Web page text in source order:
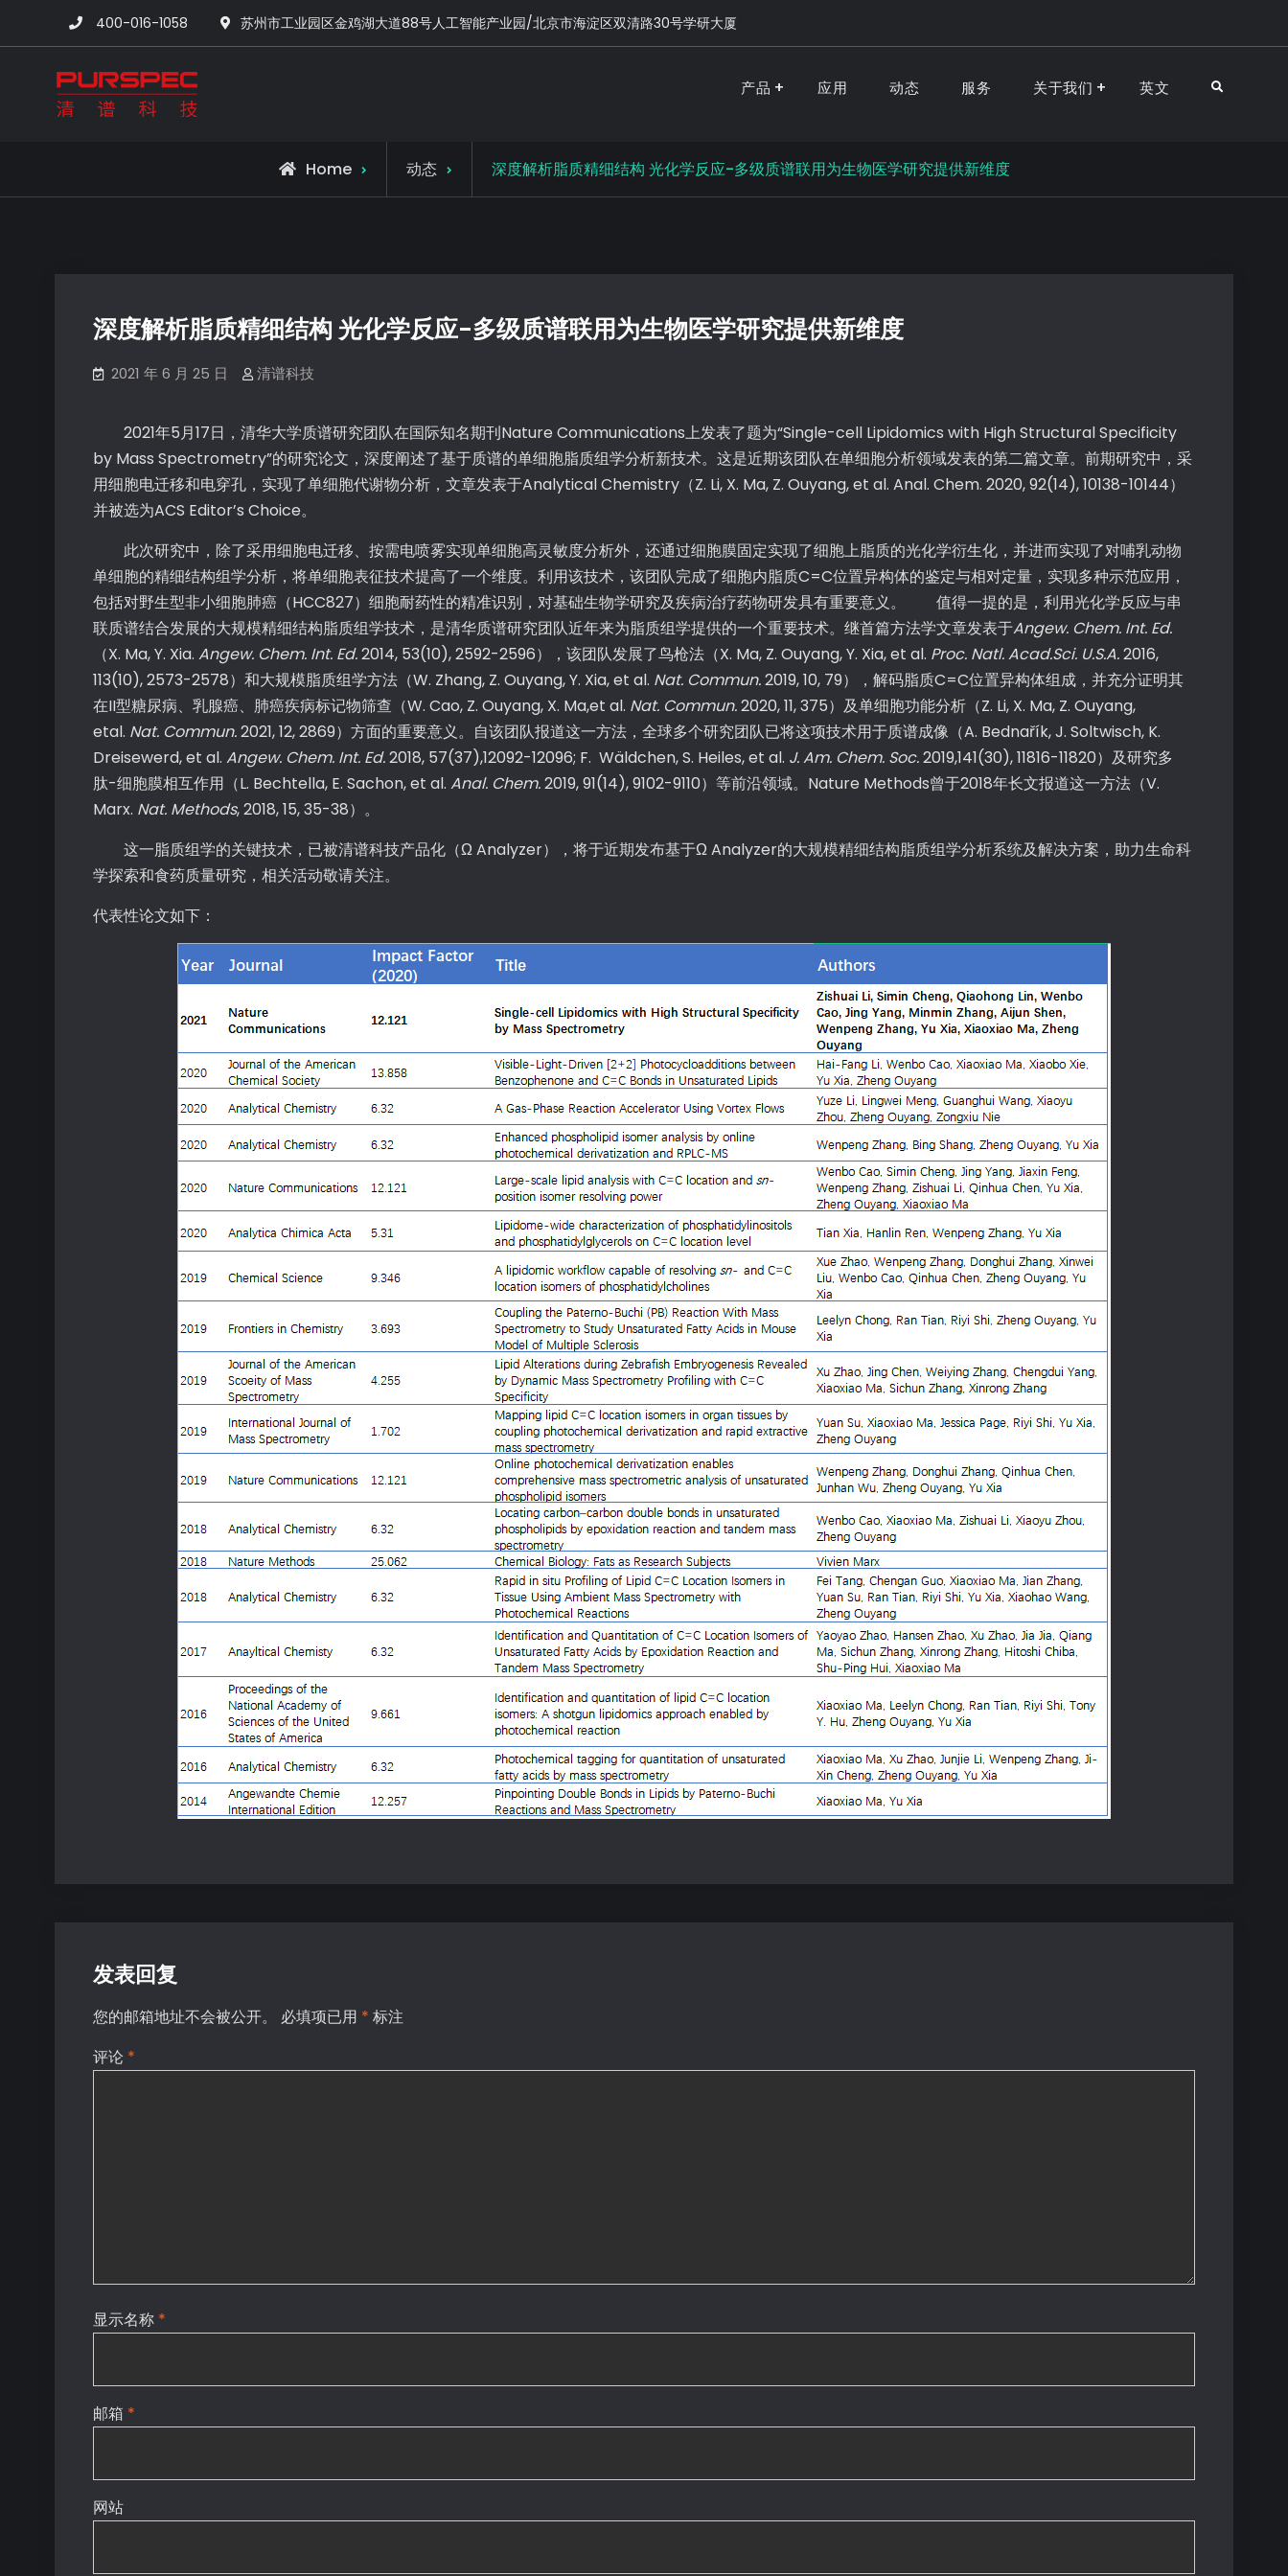
400-016-1058 苏州市工业园区金鸡湖大道88号人工智能产业园/北京市海淀区双清路30号学研大厦
清谱科技中国官网-PURSPEC-让人类生活更美好更健康
产品 应用 动态 服务 关于我们 英文
Home 动态 深度解析脂质精细结构 光化学反应-多级质谱联用为生物医学研究提供新维度
深度解析脂质精细结构 光化学反应-多级质谱联用为生物医学研究提供新维度
2021 年 6 月 25 日 清谱科技
2021年5月17日，清华大学质谱研究团队在国际知名期刊Nature Communications上发表了题为“Single-cell Lipidomics with High Structural Specificity
by Mass Spectrometry”的研究论文，深度阐述了基于质谱的单细胞脂质组学分析新技术。这是近期该团队在单细胞分析领域发表的第二篇文章。前期研究中，采
用细胞电迁移和电穿孔，实现了单细胞代谢物分析，文章发表于Analytical Chemistry（Z. Li, X. Ma, Z. Ouyang, et al. Anal. Chem. 2020, 92(14), 10138-10144）
并被选为ACS Editor’s Choice。
此次研究中，除了采用细胞电迁移、按需电喷雾实现单细胞高灵敏度分析外，还通过细胞膜固定实现了细胞上脂质的光化学衍生化，并进而实现了对哺乳动物
单细胞的精细结构组学分析，将单细胞表征技术提高了一个维度。利用该技术，该团队完成了细胞内脂质C=C位置异构体的鉴定与相对定量，实现多种示范应用，
包括对野生型非小细胞肺癌（HCC827）细胞耐药性的精准识别，对基础生物学研究及疾病治疗药物研发具有重要意义。 值得一提的是，利用光化学反应与串
联质谱结合发展的大规模精细结构脂质组学技术，是清华质谱研究团队近年来为脂质组学提供的一个重要技术。继首篇方法学文章发表于Angew. Chem. Int. Ed.
（X. Ma, Y. Xia. Angew. Chem. Int. Ed.2014, 53(10), 2592-2596），该团队发展了鸟枪法（X. Ma, Z. Ouyang, Y. Xia, et al. Proc. Natl. Acad.Sci. U.S.A.2016,
113(10), 2573-2578）和大规模脂质组学方法（W. Zhang, Z. Ouyang, Y. Xia, et al. Nat. Commun.2019, 10, 79），解码脂质C=C位置异构体组成，并充分证明其
在II型糖尿病、乳腺癌、肺癌疾病标记物筛查（W. Cao, Z. Ouyang, X. Ma,et al. Nat. Commun.2020, 11, 375）及单细胞功能分析（Z. Li, X. Ma, Z. Ouyang,
etal. Nat. Commun.2021, 12, 2869）方面的重要意义。自该团队报道这一方法，全球多个研究团队已将这项技术用于质谱成像（A. Bednařík, J. Soltwisch, K.
Dreisewerd, et al. Angew. Chem. Int. Ed.2018, 57(37),12092-12096; F. Wäldchen, S. Heiles, et al. J. Am. Chem. Soc.2019,141(30), 11816-11820）及研究多
肽-细胞膜相互作用（L. Bechtella, E. Sachon, et al. Anal. Chem.2019, 91(14), 9102-9110）等前沿领域。Nature Methods曾于2018年长文报道这一方法（V.
Marx. Nat. Methods, 2018, 15, 35-38）。
这一脂质组学的关键技术，已被清谱科技产品化（Ω Analyzer），将于近期发布基于Ω Analyzer的大规模精细结构脂质组学分析系统及解决方案，助力生命科
学探索和食药质量研究，相关活动敬请关注。
代表性论文如下：
发表回复
您的邮箱地址不会被公开。 必填项已用 * 标注
评论 *
显示名称 *
邮箱 *
网站